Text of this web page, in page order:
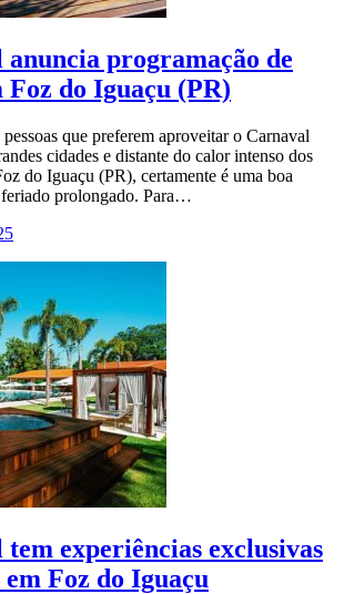
anuncia programação de
Foz do Iguaçu (PR)
pessoas que preferem aproveitar o Carnaval
cidades e distante do calor intenso dos
do Iguaçu (PR), certamente é uma boa
prolongado. Para…
tem experiências exclusivas
Foz do Iguaçu